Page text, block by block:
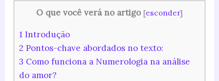
O que você verá no artigo [esconder]
1Introdução
2 Pontos-chave abordados no texto:
3 Como funciona a Numerologia na análise
do amor?